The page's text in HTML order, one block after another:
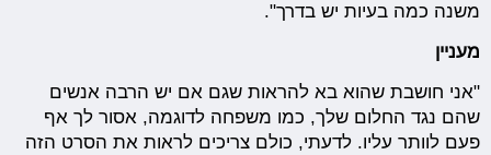
משנה כמה בעיות יש בדרך".
מעניין
"אני חושבת שהוא בא להראות שגם אם יש הרבה אנשים
שהם נגד החלום שלך, כמו משפחה לדוגמה, אסור לך אף
פעם לוותר עליו. לדעתי, כולם צריכים לראות את הסרט הזה